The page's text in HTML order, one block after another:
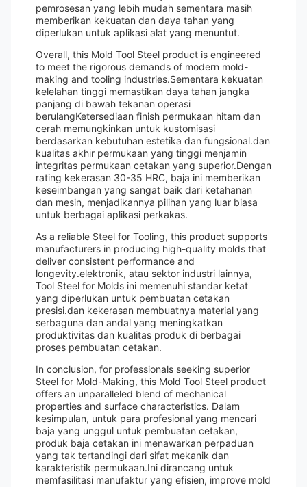
pemrosesan yang lebih mudah sementara masih
memberikan kekuatan dan daya tahan yang
diperlukan untuk aplikasi alat yang menuntut.
Overall, this Mold Tool Steel product is engineered
to meet the rigorous demands of modern mold-
making and tooling industries.Sementara kekuatan
kelelahan tinggi memastikan daya tahan jangka
panjang di bawah tekanan operasi
berulangKetersediaan finish permukaan hitam dan
cerah memungkinkan untuk kustomisasi
berdasarkan kebutuhan estetika dan fungsional.dan
kualitas akhir permukaan yang tinggi menjamin
integritas permukaan cetakan yang superior.Dengan
rating kekerasan 30-35 HRC, baja ini memberikan
keseimbangan yang sangat baik dari ketahanan
dan mesin, menjadikannya pilihan yang luar biasa
untuk berbagai aplikasi perkakas.
As a reliable Steel for Tooling, this product supports
manufacturers in producing high-quality molds that
deliver consistent performance and
longevity.elektronik, atau sektor industri lainnya,
Tool Steel for Molds ini memenuhi standar ketat
yang diperlukan untuk pembuatan cetakan
presisi.dan kekerasan membuatnya material yang
serbaguna dan andal yang meningkatkan
produktivitas dan kualitas produk di berbagai
proses pembuatan cetakan.
In conclusion, for professionals seeking superior
Steel for Mold-Making, this Mold Tool Steel product
offers an unparalleled blend of mechanical
properties and surface characteristics. Dalam
kesimpulan, untuk para profesional yang mencari
baja yang unggul untuk pembuatan cetakan,
produk baja cetakan ini menawarkan perpaduan
yang tak tertandingi dari sifat mekanik dan
karakteristik permukaan.Ini dirancang untuk
memfasilitasi manufaktur yang efisien, improve mold